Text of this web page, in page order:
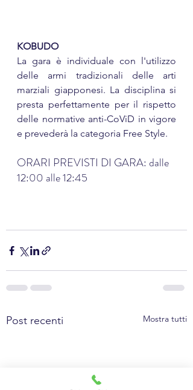
KOBUDO
La gara è individuale con l'utilizzo
delle armi tradizionali delle arti
marziali giapponesi. La disciplina si
presta perfettamente per il rispetto
delle normative anti-CoViD in vigore
e prevederà la categoria Free Style.
ORARI PREVISTI DI GARA: dalle
12:00 alle 12:45
Post recenti Mostra tutti